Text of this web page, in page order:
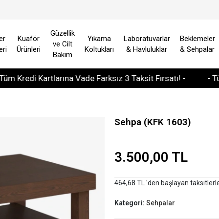
Kartlarına Vade Farksız 3 Taksit Fırsatı! - - Tüm
Kuaför
Ürünleri
Güzellik
ve Cilt
Bakım
Yıkama
Koltukları
Laboratuvarlar
& Havluluklar
Beklemeler
& Sehpalar
Sehpa (KFK 1603)
3.500,00 TL
464,68 TL 'den başlayan
Kategori: Sehpalar